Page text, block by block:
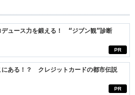
PR
デュース力を鍛える！ “ジブン観”診断
PR
にある！？ クレジットカードの都市伝説